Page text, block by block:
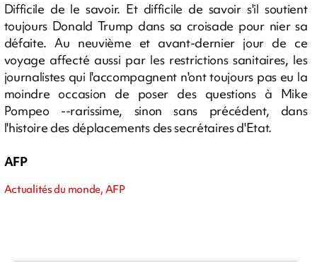
Difficile de le savoir. Et difficile de savoir s'il soutient
toujours Donald Trump dans sa croisade pour nier sa
défaite. Au neuvième et avant-dernier jour de ce
voyage affecté aussi par les restrictions sanitaires, les
journalistes qui l'accompagnent n'ont toujours pas eu la
moindre occasion de poser des questions à Mike
Pompeo --rarissime, sinon sans précédent, dans
l'histoire des déplacements des secrétaires d'Etat.
AFP
Actualités du monde, AFP